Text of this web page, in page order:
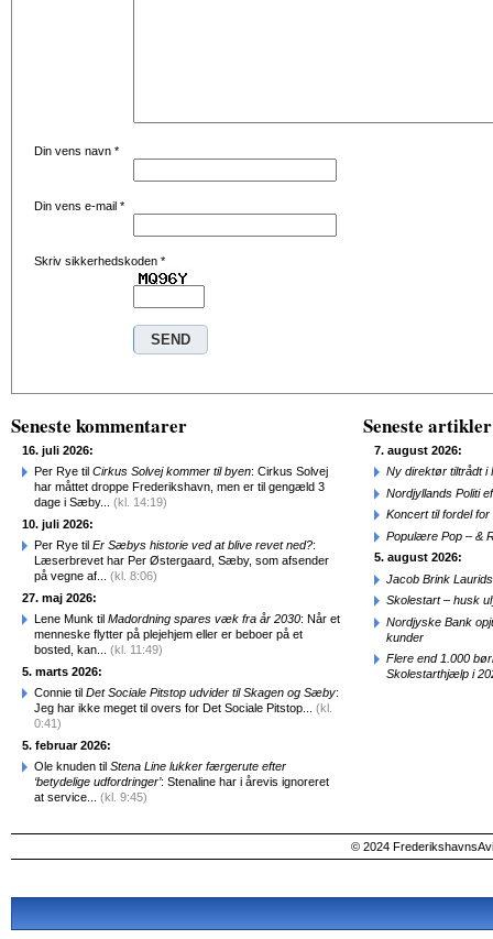
Din vens navn *
Din vens e-mail *
Skriv sikkerhedskoden *
Seneste kommentarer
16. juli 2026:
Per Rye til Cirkus Solvej kommer til byen: Cirkus Solvej
har måttet droppe Frederikshavn, men er til gengæld 3
dage i Sæby... (kl. 14:19)
10. juli 2026:
Per Rye til Er Sæbys historie ved at blive revet ned?:
Læserbrevet har Per Østergaard, Sæby, som afsender
på vegne af... (kl. 8:06)
27. maj 2026:
Lene Munk til Madordning spares væk fra år 2030: Når et
menneske flytter på plejehjem eller er beboer på et
bosted, kan... (kl. 11:49)
5. marts 2026:
Connie til Det Sociale Pitstop udvider til Skagen og Sæby:
Jeg har ikke meget til overs for Det Sociale Pitstop... (kl.
0:41)
5. februar 2026:
Ole knuden til Stena Line lukker færgerute efter
‘betydelige udfordringer’: Stenaline har i årevis ignoreret
at service... (kl. 9:45)
Seneste artikler
7. august 2026:
Ny direktør tiltrådt i
Nordjyllands Politi
Koncert til fordel
Populære Pop – &
5. august 2026:
Jacob Brink
Skolestart – husk
Nordjyske Bank
kunder
Flere end 1.000
Skolestarthjælp i
© 2024